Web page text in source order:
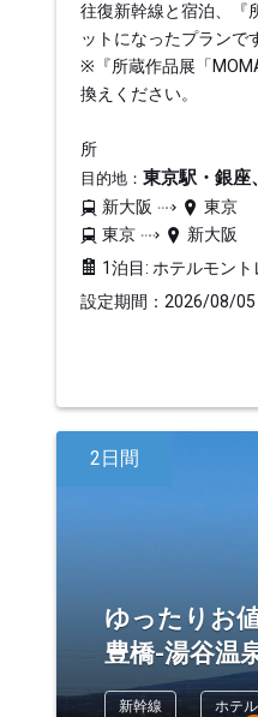
往復新幹線と宿泊、『
ットになったプランで
※『所蔵作品展「
換えください。
所
目的地： 東京駅・銀座
新大阪
東京
東京
新大阪
1泊目: ホテルモント
設定期間：2026/08/
2日間
ゆったりお
豊橋-湯谷温
新幹線
ホテル